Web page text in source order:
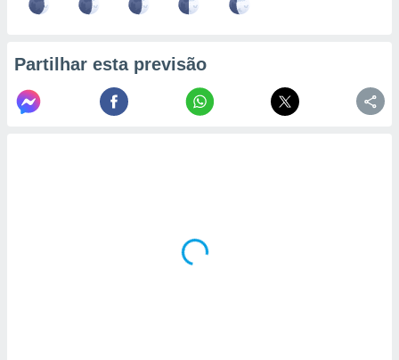
Partilhar esta previsão